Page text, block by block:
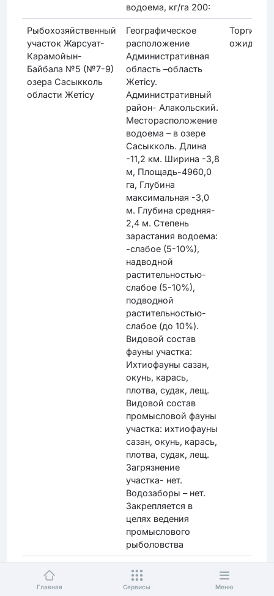
Главная Сервисы Меню
водоема, кг/га 200:
Рыбохозяйственный
участок Жарсуат-
Карамойын-
Байбала №5 (№7-9)
озера Сасыкколь
области Жетісу
Географическое
расположение
Административная
область –область
Жетісу.
Административный
район- Алакольский.
Месторасположение
водоема – в озере
Сасыкколь. Длина
-11,2 км. Ширина -3,8
м, Площадь-4960,0
га, Глубина
максимальная -3,0
м. Глубина средняя-
2,4 м. Степень
зарастания водоема:
-слабое (5-10%),
надводной
растительностью-
слабое (5-10%),
подводной
растительностью-
слабое (до 10%).
Видовой состав
фауны участка:
Ихтиофауны сазан,
окунь, карась,
плотва, судак, лещ.
Видовой состав
промысловой фауны
участка: ихтиофауны
сазан, окунь, карась,
плотва, судак, лещ.
Загрязнение
участка- нет.
Водозаборы – нет.
Закрепляется в
целях ведения
промыслового
рыболовства
Торги
3 тоғаны / Пруд
Длина 0,67 км,
ширина 0,24 км,
максимальная